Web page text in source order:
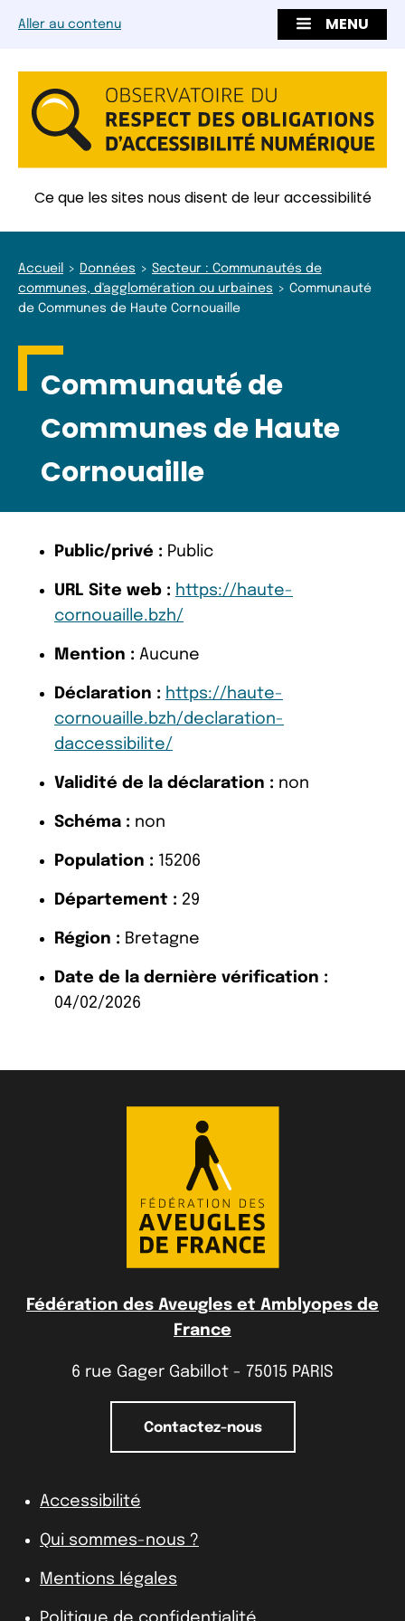
Aller au contenu MENU
Ce que les sites nous disent de leur accessibilité
Accueil Données
Secteur : Communautés de
communes, d'agglomération ou urbaines
Communauté
de Communes de Haute Cornouaille
Communauté de
Communes de Haute
Cornouaille
Public/privé : Public
URL Site web : https://haute-
cornouaille.bzh/
Mention : Aucune
Déclaration : https://haute-
cornouaille.bzh/declaration-
daccessibilite/
Validité de la déclaration : non
Schéma : non
Population : 15206
Département : 29
Région : Bretagne
Date de la dernière vérification :
04/02/2026
Fédération des Aveugles et Amblyopes de
France
6 rue Gager Gabillot - 75015 PARIS
Contactez-nous
Accessibilité
Qui sommes-nous ?
Mentions légales